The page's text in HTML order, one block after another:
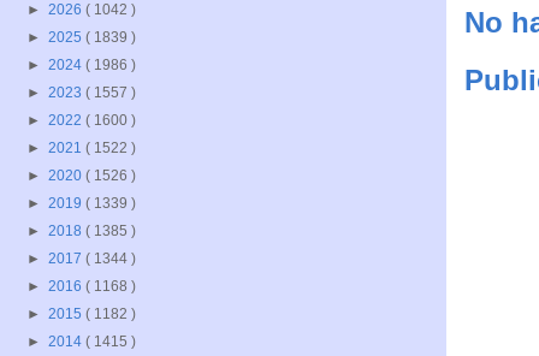
No
► 2026 ( 1042 )
► 2025 ( 1839 )
► 2024 ( 1986 )
► 2023 ( 1557 )
► 2022 ( 1600 )
► 2021 ( 1522 )
► 2020 ( 1526 )
► 2019 ( 1339 )
► 2018 ( 1385 )
► 2017 ( 1344 )
► 2016 ( 1168 )
► 2015 ( 1182 )
► 2014 ( 1415 )